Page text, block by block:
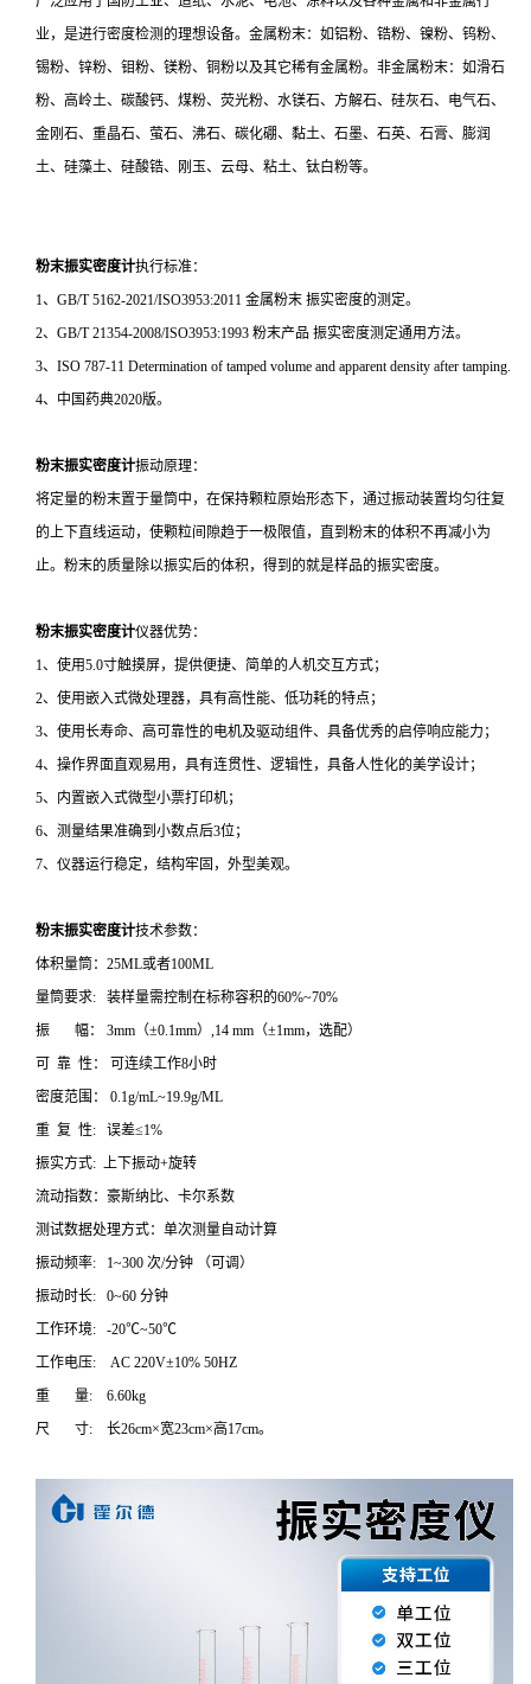
业，是进行密度检测的理想设备。金属粉末：如铝粉、锆粉、镍粉、钨粉、
锡粉、锌粉、钼粉、镁粉、铜粉以及其它稀有金属粉。非金属粉末：如滑石
粉、高岭土、碳酸钙、煤粉、荧光粉、水镁石、方解石、硅灰石、电气石、
金刚石、重晶石、萤石、沸石、碳化硼、黏土、石墨、石英、石膏、膨润
土、硅藻土、硅酸锆、刚玉、云母、粘土、钛白粉等。
粉末振实密度计执行标准：
1、GB/T 5162-2021/ISO3953:2011 金属粉末 振实密度的测定。
2、GB/T 21354-2008/ISO3953:1993 粉末产品 振实密度测定通用方法。
3、ISO 787-11 Determination of tamped volume and apparent density after tamping.
4、中国药典2020版。
粉末振实密度计振动原理：
将定量的粉末置于量筒中，在保持颗粒原始形态下，通过振动装置均匀往复
的上下直线运动，使颗粒间隙趋于一极限值，直到粉末的体积不再减小为
止。粉末的质量除以振实后的体积，得到的就是样品的振实密度。
粉末振实密度计仪器优势：
1、使用5.0寸触摸屏，提供便捷、简单的人机交互方式；
2、使用嵌入式微处理器，具有高性能、低功耗的特点；
3、使用长寿命、高可靠性的电机及驱动组件、具备优秀的启停响应能力；
4、操作界面直观易用，具有连贯性、逻辑性，具备人性化的美学设计；
5、内置嵌入式微型小票打印机；
6、测量结果准确到小数点后3位；
7、仪器运行稳定，结构牢固，外型美观。
粉末振实密度计技术参数：
体积量筒：25ML或者100ML
量筒要求: 装样量需控制在标称容积的60%~70%
振 幅： 3mm（±0.1mm）,14 mm（±1mm，选配）
可 靠 性： 可连续工作8小时
密度范围： 0.1g/mL~19.9g/ML
重 复 性: 误差≤1%
振实方式: 上下振动+旋转
流动指数：豪斯纳比、卡尔系数
测试数据处理方式：单次测量自动计算
振动频率: 1~300 次/分钟 （可调）
振动时长: 0~60 分钟
工作环境: -20℃~50℃
工作电压: AC 220V±10% 50HZ
重 量: 6.60kg
尺 寸: 长26cm×宽23cm×高17cm。